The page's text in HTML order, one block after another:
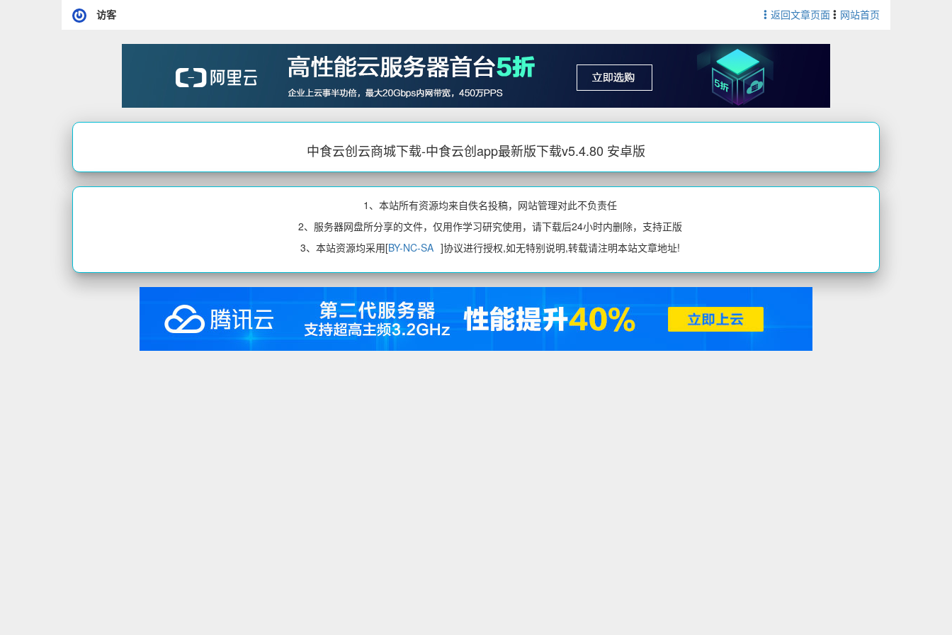
访客 返回文章页面 网站首页
中食云创云商城下载-中食云创app最新版下载v5.4.80 安卓版
1、本站所有资源均来自佚名投稿，网站管理对此不负责任
2、服务器网盘所分享的文件，仅用作学习研究使用，请下载后24小时内删除，支持正版
3、本站资源均采用[BY-NC-SA ]协议进行授权,如无特别说明,转载请注明本站文章地址!